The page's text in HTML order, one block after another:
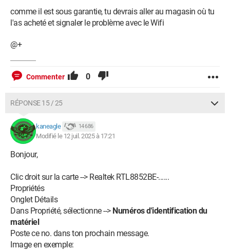
comme il est sous garantie, tu devrais aller au magasin où tu
l'as acheté et signaler le problème avec le Wifi
@+
Commenter 0
RÉPONSE 15 / 25
kaneagle 14 686
Modifié le 12 juil. 2025 à 17:21
Bonjour,
Clic droit sur la carte --> Realtek RTL8852BE-......
Propriétés
Onglet Détails
Dans Propriété, sélectionne --> Numéros d'identification du
matériel
Poste ce no. dans ton prochain message.
Image en exemple: